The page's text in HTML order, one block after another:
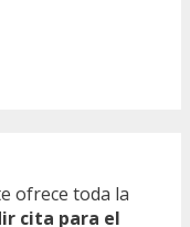
ofrece toda la
cita para el